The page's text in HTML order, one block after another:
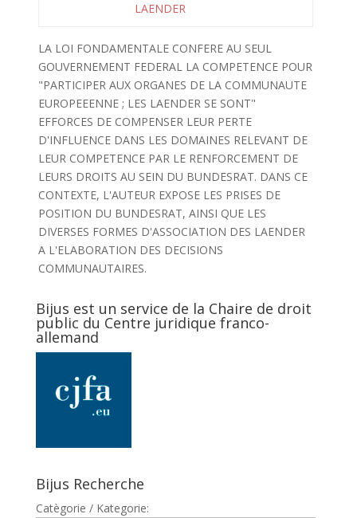
LAENDER
LA LOI FONDAMENTALE CONFERE AU SEUL
GOUVERNEMENT FEDERAL LA COMPETENCE POUR
"PARTICIPER AUX ORGANES DE LA COMMUNAUTE
EUROPEEENNE ; LES LAENDER SE SONT"
EFFORCES DE COMPENSER LEUR PERTE
D'INFLUENCE DANS LES DOMAINES RELEVANT DE
LEUR COMPETENCE PAR LE RENFORCEMENT DE
LEURS DROITS AU SEIN DU BUNDESRAT. DANS CE
CONTEXTE, L'AUTEUR EXPOSE LES PRISES DE
POSITION DU BUNDESRAT, AINSI QUE LES
DIVERSES FORMES D'ASSOCIATION DES LAENDER
A L'ELABORATION DES DECISIONS
COMMUNAUTAIRES.
Bijus est un service de la Chaire de droit
public du Centre juridique franco-
allemand
Bijus Recherche
Catègorie / Kategorie: